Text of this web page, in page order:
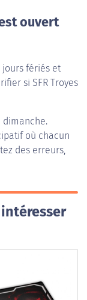
ouvert
jours fériés et
si SFR Troyes
dimanche.
où chacun
des erreurs,